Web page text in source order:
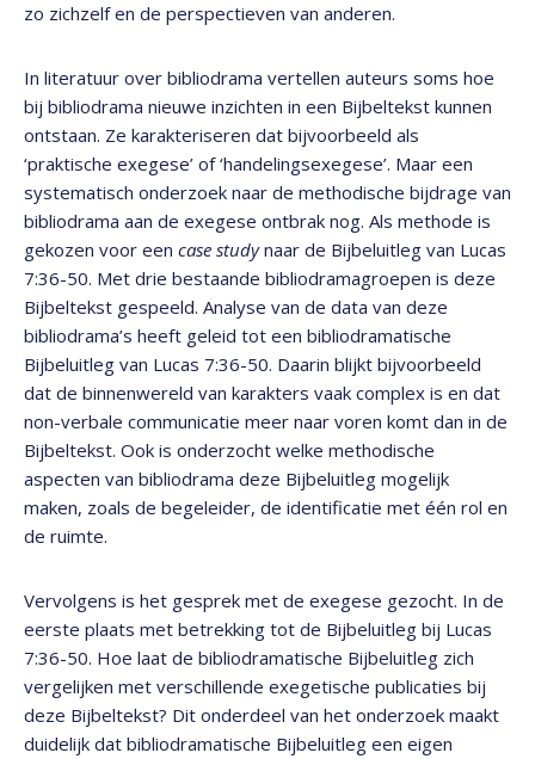
zo zichzelf en de perspectieven van anderen.
In literatuur over bibliodrama vertellen auteurs soms hoe
bij bibliodrama nieuwe inzichten in een Bijbeltekst kunnen
ontstaan. Ze karakteriseren dat bijvoorbeeld als
‘praktische exegese’ of ‘handelingsexegese’. Maar een
systematisch onderzoek naar de methodische bijdrage van
bibliodrama aan de exegese ontbrak nog. Als methode is
gekozen voor een case studynaar de Bijbeluitleg van Lucas
7:36-50. Met drie bestaande bibliodramagroepen is deze
Bijbeltekst gespeeld. Analyse van de data van deze
bibliodrama’s heeft geleid tot een bibliodramatische
Bijbeluitleg van Lucas 7:36-50. Daarin blijkt bijvoorbeeld
dat de binnenwereld van karakters vaak complex is en dat
non-verbale communicatie meer naar voren komt dan in de
Bijbeltekst. Ook is onderzocht welke methodische
aspecten van bibliodrama deze Bijbeluitleg mogelijk
maken, zoals de begeleider, de identificatie met één rol en
de ruimte.
Vervolgens is het gesprek met de exegese gezocht. In de
eerste plaats met betrekking tot de Bijbeluitleg bij Lucas
7:36-50. Hoe laat de bibliodramatische Bijbeluitleg zich
vergelijken met verschillende exegetische publicaties bij
deze Bijbeltekst? Dit onderdeel van het onderzoek maakt
duidelijk dat bibliodramatische Bijbeluitleg een eigen